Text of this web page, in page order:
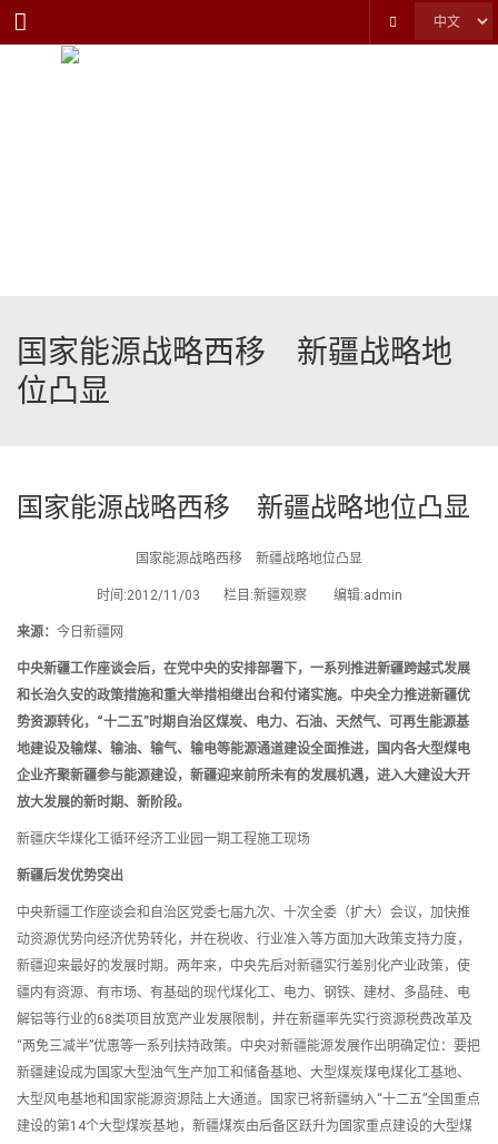
Menu
国家能源战略西移 新疆战略地
位凸显
国家能源战略西移 新疆战略地位凸显
国家能源战略西移 新疆战略地位凸显
时间:2012/11/03 栏目:新疆观察 编辑:admin
来源： 今日新疆网
中央新疆工作座谈会后，在党中央的安排部署下，一系列推进新疆跨越式发展
和长治久安的政策措施和重大举措相继出台和付诸实施。中央全力推进新疆优
势资源转化，“十二五”时期自治区煤炭、电力、石油、天然气、可再生能源基
地建设及输煤、输油、输气、输电等能源通道建设全面推进，国内各大型煤电
企业齐聚新疆参与能源建设，新疆迎来前所未有的发展机遇，进入大建设大开
放大发展的新时期、新阶段。
新疆庆华煤化工循环经济工业园一期工程施工现场
新疆后发优势突出
中央新疆工作座谈会和自治区党委七届九次、十次全委（扩大）会议，加快推
动资源优势向经济优势转化，并在税收、行业准入等方面加大政策支持力度，
新疆迎来最好的发展时期。两年来，中央先后对新疆实行差别化产业政策，使
疆内有资源、有市场、有基础的现代煤化工、电力、钢铁、建材、多晶硅、电
解铝等行业的68类项目放宽产业发展限制，并在新疆率先实行资源税费改革及
“两免三减半”优惠等一系列扶持政策。中央对新疆能源发展作出明确定位：要把
新疆建设成为国家大型油气生产加工和储备基地、大型煤炭煤电煤化工基地、
大型风电基地和国家能源资源陆上大通道。国家已将新疆纳入“十二五”全国重点
建设的第14个大型煤炭基地，新疆煤炭由后备区跃升为国家重点建设的大型煤